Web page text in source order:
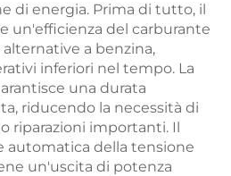
di energia. Prima di tutto, il
un'efficienza del carburante
a benzina,
inferiori nel tempo. La
una durata
riducendo la necessità di
riparazioni importanti. Il
automatica della tensione
un'uscita di potenza